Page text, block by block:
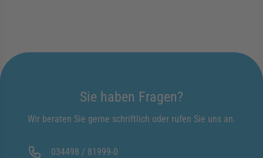
Sie haben Fragen?
Wir beraten Sie gerne schriftlich oder rufen Sie uns an.
034498 / 81999-0